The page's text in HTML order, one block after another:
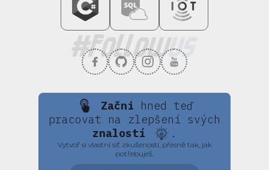
Začni hned teď
pracovat na zlepšení svých
znalostí
.
Vytvoř si vlastní síť zkušeností, přesně tak, jak
potřebuješ.